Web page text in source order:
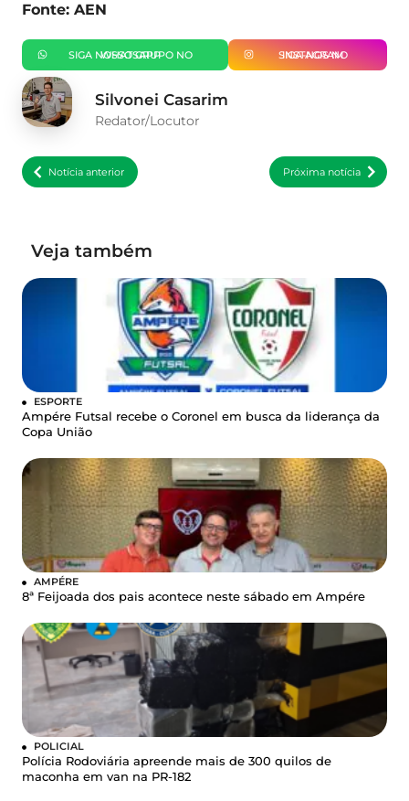
Fonte: AEN
SIGA NOSSO GRUPO NO WHATSAPP SIGA-NOS NO INSTAGRAM
Silvonei Casarim
Redator/Locutor
Notícia anterior Próxima notícia
Veja também
ESPORTE
Ampére Futsal recebe o Coronel em busca da liderança da
Copa União
AMPÉRE
8ª Feijoada dos pais acontece neste sábado em Ampére
POLICIAL
Polícia Rodoviária apreende mais de 300 quilos de
maconha em van na PR-182